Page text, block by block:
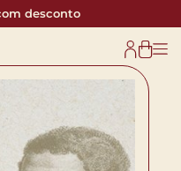
desconto